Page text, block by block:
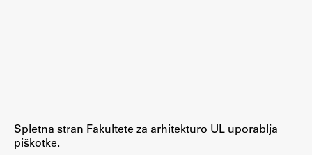
Spletna stran Fakultete za arhitekturo UL uporablja
piškotke.